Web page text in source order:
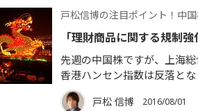
戸松信博の注目ポイント！中
「理財商品に関する規制強
先週の中国株ですが、上海
香港ハンセン指数は反落と
戸松 信博 2016/08/01